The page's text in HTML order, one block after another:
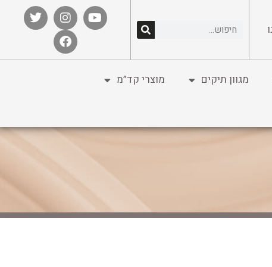
מגוון תיקים
מוצרי קד”מ